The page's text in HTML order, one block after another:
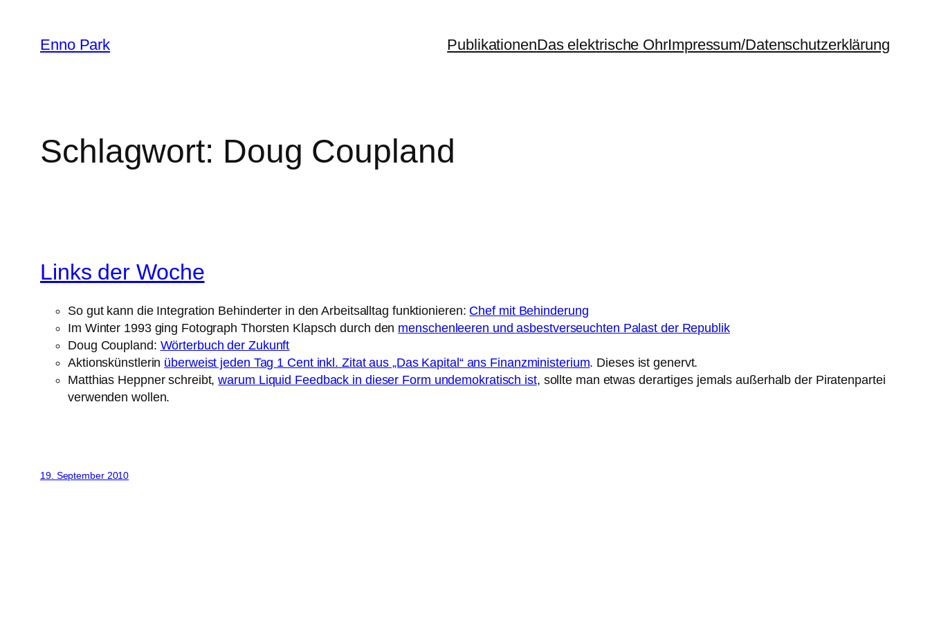
Inhalt
springen
Enno Park PublikationenDas elektrische OhrImpressum/Datenschutzerklärung
Schlagwort: Doug Coupland
Links der Woche
So gut kann die Integration Behinderter in den Arbeitsalltag funktionieren: Chef mit Behinderung
Im Winter 1993 ging Fotograph Thorsten Klapsch durch den menschenleeren und asbestverseuchten Palast der Republik
Doug Coupland: Wörterbuch der Zukunft
Aktionskünstlerin überweist jeden Tag 1 Cent inkl. Zitat aus „Das Kapital“ ans Finanzministerium. Dieses ist genervt.
Matthias Heppner schreibt,warum Liquid Feedback in dieser Form undemokratisch ist, sollte man etwas derartiges jemals außerhalb der Piratenpartei
verwenden wollen.
19. September 2010